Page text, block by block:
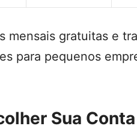
mensais gratuitas e
para pequenos
Sua Conta